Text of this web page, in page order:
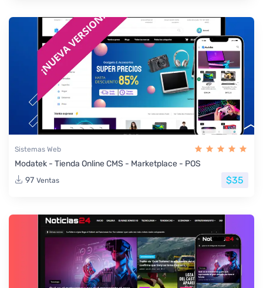
Sistemas Web
Modatek - Tienda Online CMS - Marketplace - POS
97 Ventas $35